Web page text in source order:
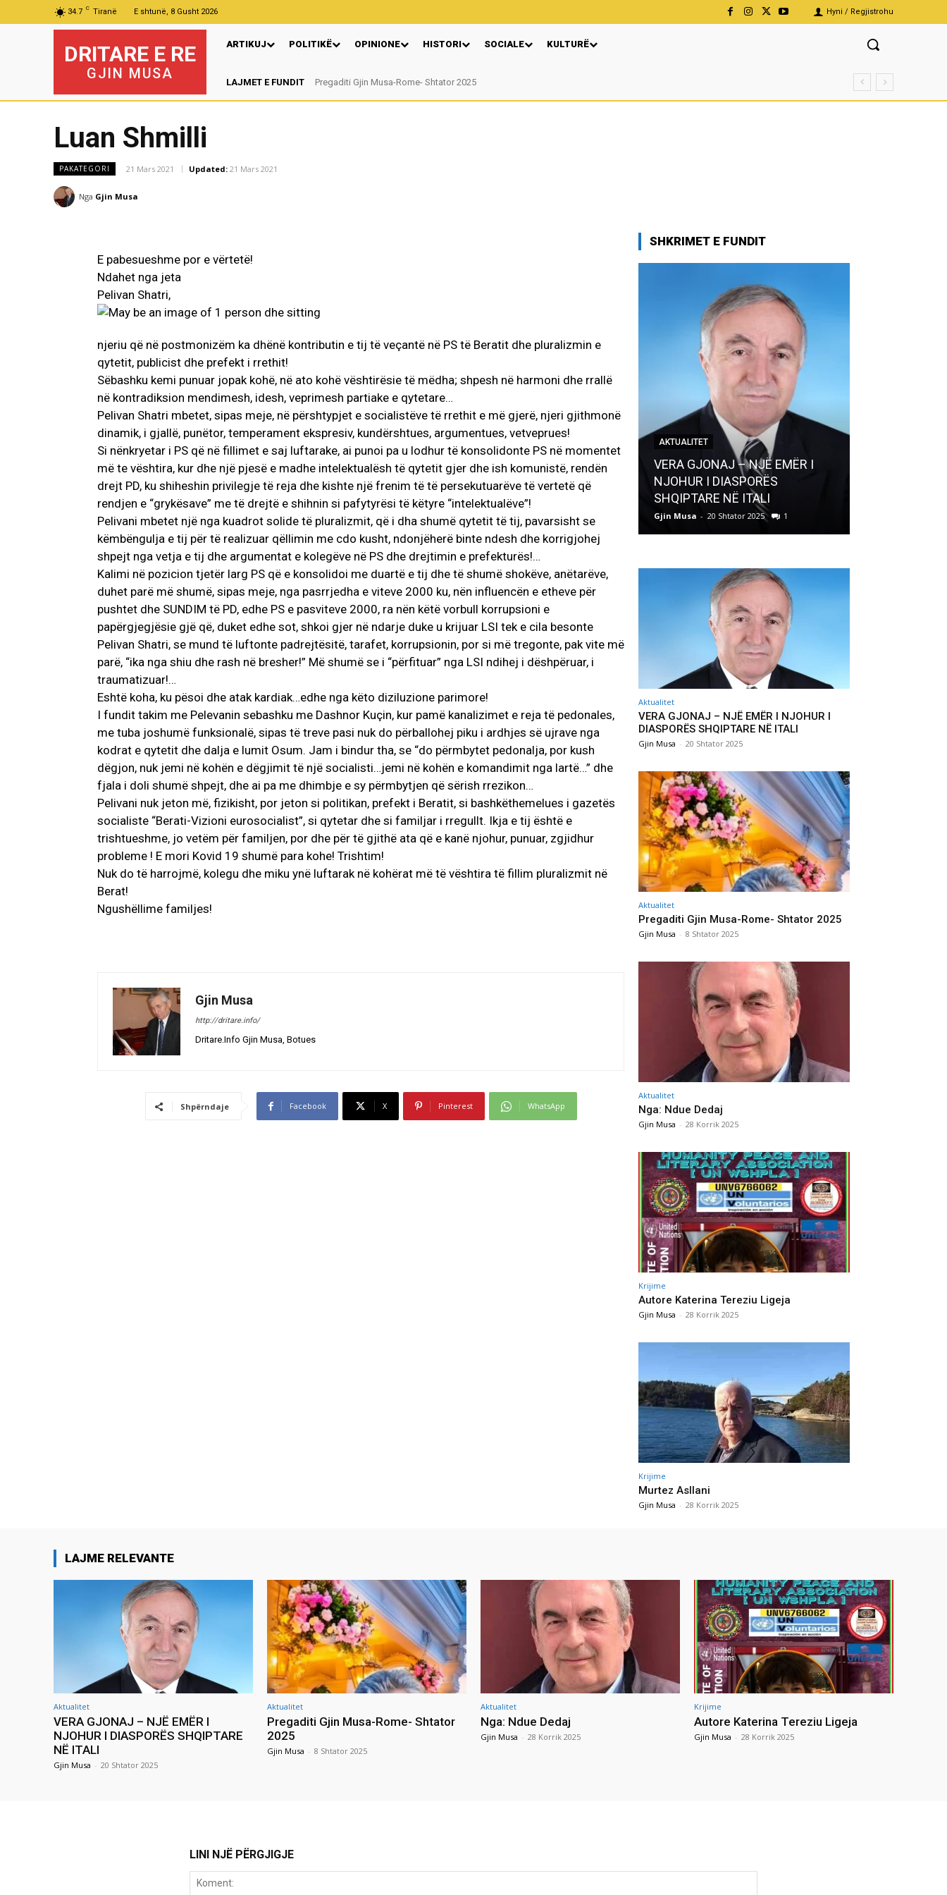
34.7 C Tiranë E shtunë, 8 Gusht 2026 Hyni / Regjistrohu
DRITARE E RE
GJIN MUSA
ARTIKUJ POLITIKË OPINIONE HISTORI SOCIALE KULTURË
LAJMET E FUNDIT Pregaditi Gjin Musa-Rome- Shtator 2025
Luan Shmilli
PAKATEGORI 21 Mars 2021 Updated: 21 Mars 2021
Nga Gjin Musa
E pabesueshme por e vërtetë!
Ndahet nga jeta
Pelivan Shatri,
njeriu që në postmonizëm ka dhënë kontributin e tij të veçantë në PS të Beratit dhe pluralizmin e
qytetit, publicist dhe prefekt i rrethit!
Sëbashku kemi punuar jopak kohë, në ato kohë vështirësie të mëdha; shpesh në harmoni dhe rrallë
në kontradiksion mendimesh, idesh, veprimesh partiake e qytetare…
Pelivan Shatri mbetet, sipas meje, në përshtypjet e socialistëve të rrethit e më gjerë, njeri gjithmonë
dinamik, i gjallë, punëtor, temperament ekspresiv, kundërshtues, argumentues, vetveprues!
Si nënkryetar i PS që në fillimet e saj luftarake, ai punoi pa u lodhur të konsolidonte PS në momentet
më te vështira, kur dhe një pjesë e madhe intelektualësh të qytetit gjer dhe ish komunistë, rendën
drejt PD, ku shiheshin privilegje të reja dhe kishte një frenim të të persekutuarëve të vertetë që
rendjen e “grykësave” me të drejtë e shihnin si pafytyrësi të këtyre “intelektualëve”!
Pelivani mbetet një nga kuadrot solide të pluralizmit, që i dha shumë qytetit të tij, pavarsisht se
këmbëngulja e tij për të realizuar qëllimin me cdo kusht, ndonjëherë binte ndesh dhe korrigjohej
shpejt nga vetja e tij dhe argumentat e kolegëve në PS dhe drejtimin e prefekturës!…
Kalimi në pozicion tjetër larg PS që e konsolidoi me duartë e tij dhe të shumë shokëve, anëtarëve,
duhet parë më shumë, sipas meje, nga pasrrjedha e viteve 2000 ku, nën influencën e etheve për
pushtet dhe SUNDIM të PD, edhe PS e pasviteve 2000, ra nën këtë vorbull korrupsioni e
papërgjegjësie gjë që, duket edhe sot, shkoi gjer në ndarje duke u krijuar LSI tek e cila besonte
Pelivan Shatri, se mund të luftonte padrejtësitë, tarafet, korrupsionin, por si më tregonte, pak vite më
parë, “ika nga shiu dhe rash në bresher!” Më shumë se i “përfituar” nga LSI ndihej i dëshpëruar, i
traumatizuar!…
Eshtë koha, ku pësoi dhe atak kardiak…edhe nga këto diziluzione parimore!
I fundit takim me Pelevanin sebashku me Dashnor Kuçin, kur pamë kanalizimet e reja të pedonales,
me tuba joshumë funksionalë, sipas të treve pasi nuk do përballohej piku i ardhjes së ujrave nga
kodrat e qytetit dhe dalja e lumit Osum. Jam i bindur tha, se “do përmbytet pedonalja, por kush
dëgjon, nuk jemi në kohën e dëgjimit të një socialisti…jemi në kohën e komandimit nga lartë…” dhe
fjala i doli shumë shpejt, dhe ai pa me dhimbje e sy përmbytjen që sërish rrezikon…
Pelivani nuk jeton më, fizikisht, por jeton si politikan, prefekt i Beratit, si bashkëthemelues i gazetës
socialiste “Berati-Vizioni eurosocialist”, si qytetar dhe si familjar i rregullt. Ikja e tij është e
trishtueshme, jo vetëm për familjen, por dhe për të gjithë ata që e kanë njohur, punuar, zgjidhur
probleme ! E mori Kovid 19 shumë para kohe! Trishtim!
Nuk do të harrojmë, kolegu dhe miku ynë luftarak në kohërat më të vështira të fillim pluralizmit në
Berat!
Ngushëllime familjes!
Gjin Musa
http://dritare.info/
Dritare.Info Gjin Musa, Botues
Shpërndaje Facebook X Pinterest WhatsApp
SHKRIMET E FUNDIT
AKTUALITET
VERA GJONAJ – NJË EMËR I
NJOHUR I DIASPORËS
SHQIPTARE NË ITALI
Gjin Musa - 20 Shtator 2025 1
Aktualitet
VERA GJONAJ – NJË EMËR I NJOHUR I
DIASPORËS SHQIPTARE NË ITALI
Gjin Musa - 20 Shtator 2025
Aktualitet
Pregaditi Gjin Musa-Rome- Shtator 2025
Gjin Musa - 8 Shtator 2025
Aktualitet
Nga: Ndue Dedaj
Gjin Musa - 28 Korrik 2025
Krijime
Autore Katerina Tereziu Ligeja
Gjin Musa - 28 Korrik 2025
Krijime
Murtez Asllani
Gjin Musa - 28 Korrik 2025
LAJME RELEVANTE
Aktualitet
VERA GJONAJ – NJË EMËR I
NJOHUR I DIASPORËS SHQIPTARE
NË ITALI
Gjin Musa - 20 Shtator 2025
Aktualitet
Pregaditi Gjin Musa-Rome- Shtator
2025
Gjin Musa - 8 Shtator 2025
Aktualitet
Nga: Ndue Dedaj
Gjin Musa - 28 Korrik 2025
Krijime
Autore Katerina Tereziu Ligeja
Gjin Musa - 28 Korrik 2025
LINI NJË PËRGJIGJE